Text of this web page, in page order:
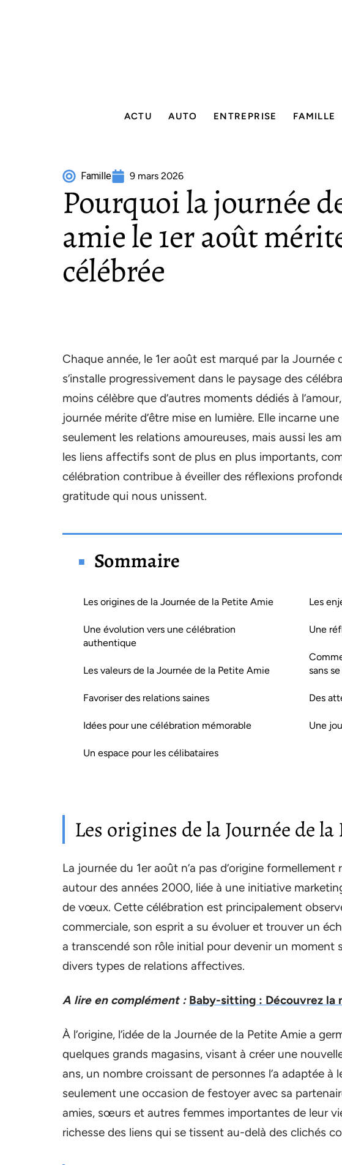
ACTU AUTO ENTREPRISE FAMILLE
Famille 9 mars 2026
Pourquoi la journée
amie le 1er août
célébrée
Chaque année, le 1er août est marqué par la Journée
s’installe progressivement dans le paysage des
moins célèbre que d’autres moments dédiés à
journée mérite d’être mise en lumière. Elle incarne
seulement les relations amoureuses, mais aussi les
les liens affectifs sont de plus en plus importants,
célébration contribue à éveiller des réflexions
gratitude qui nous unissent.
Sommaire
Les origines de la Journée de la Petite Amie
Une évolution vers une célébration
authentique
Les valeurs de la Journée de la Petite Amie
Favoriser des relations saines
Idées pour une célébration mémorable
Un espace pour les célibataires
Les
Une
sans
Des
Une
Les origines de la Journée de
La journée du 1er août n’a pas d’origine
autour des années 2000, liée à une initiative
de vœux. Cette célébration est principalement
commerciale, son esprit a su évoluer et trouver un
a transcendé son rôle initial pour devenir un
divers types de relations affectives.
A lire en complément : Baby-sitting : Découvrez la
À l’origine, l’idée de la Journée de la Petite Amie a
quelques grands magasins, visant à créer une
ans, un nombre croissant de personnes l’a adaptée à
seulement une occasion de festoyer avec sa
amies, sœurs et autres femmes importantes de leur
richesse des liens qui se tissent au-delà des clichés